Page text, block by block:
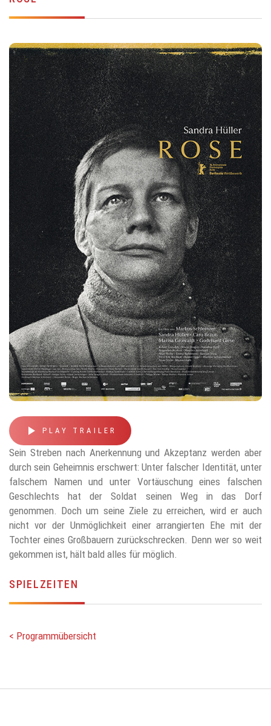
play_arrow PLAY TRAILER
Sein Streben nach Anerkennung und Akzeptanz werden aber
durch sein Geheimnis erschwert: Unter falscher Identität, unter
falschem Namen und unter Vortäuschung eines falschen
Geschlechts hat der Soldat seinen Weg in das Dorf
genommen. Doch um seine Ziele zu erreichen, wird er auch
nicht vor der Unmöglichkeit einer arrangierten Ehe mit der
Tochter eines Großbauern zurückschrecken. Denn wer so weit
gekommen ist, hält bald alles für möglich.
SPIELZEITEN
< Programmübersicht